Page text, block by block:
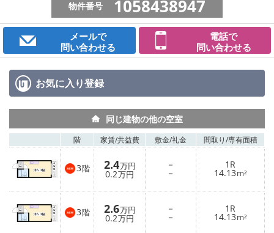
物件番号 1058438947
メールで
問い合わせる
電話で
問い合わせる
お気に入り登録
同じ建物の他の空室
階 家賃/共益費 敷金/礼金 間取り/専有面積
3階 2.4万円
0.2万円
－
－
1R
14.13m²
3階 2.6万円
0.2万円
－
－
1R
14.13m²